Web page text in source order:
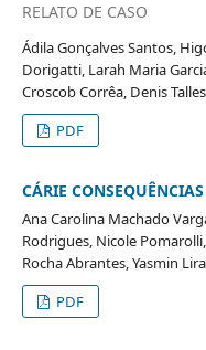
RELATO DE CASO
Ádila Gonçalves Santos,
Dorigatti, Larah Maria
Croscob Corrêa, Denis
PDF
CÁRIE
Ana Carolina Machado
Rodrigues, Nicole
Rocha Abrantes, Yasmin
PDF